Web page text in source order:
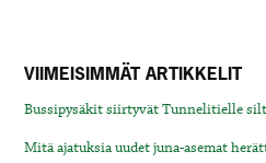
VIIMEISIMMÄT ARTIKKELIT
Bussipysäkit siirtyvät Tunnelitielle
Mitä ajatuksia uudet juna-asemat